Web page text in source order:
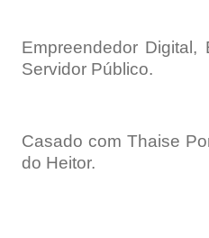
Empreendedor Digital,
Servidor Público.
Casado com Thaise
do Heitor.